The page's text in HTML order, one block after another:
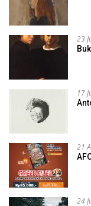
23
17
21
24